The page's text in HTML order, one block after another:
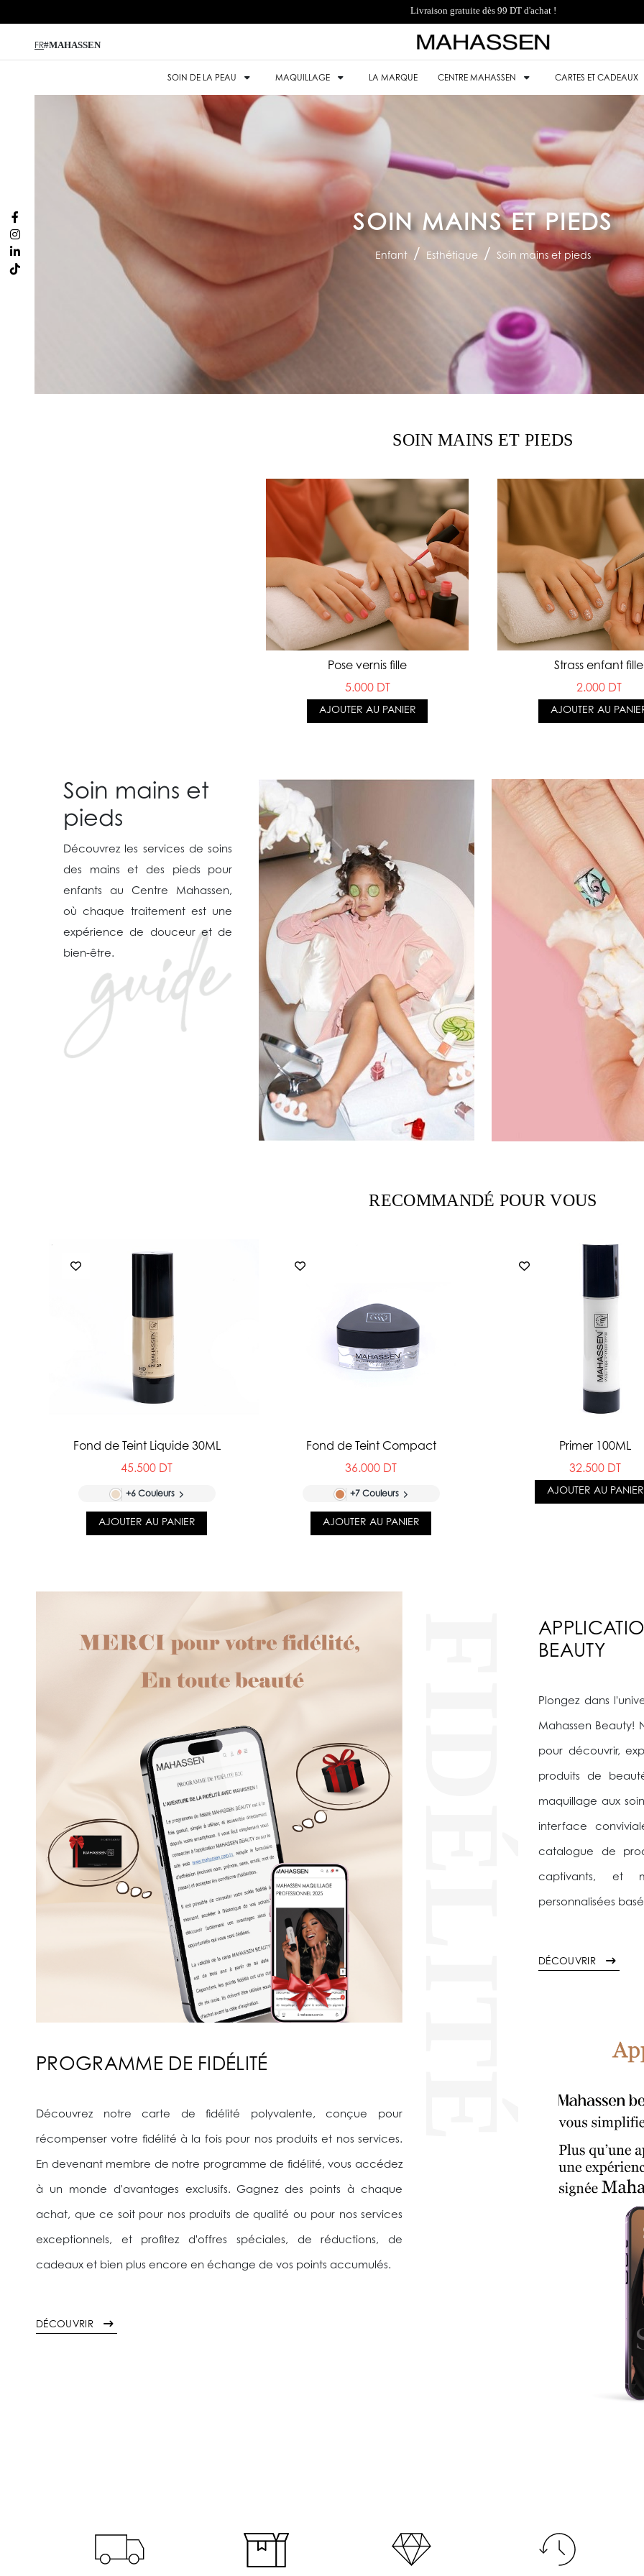
Livraison gratuite dès 99 DT d'achat !
FR#MAHASSEN
SOIN DE LA PEAU MAQUILLAGE LA MARQUE CENTRE MAHASSEN CARTES ET CADEAUX
SOIN MAINS ET PIEDS
Enfant Esthétique Soin mains et pieds
SOIN MAINS ET PIEDS
Pose vernis fille
5.000 DT
AJOUTER AU PANIER
Strass enfant fille
2.000 DT
AJOUTER AU
Soin mains et
pieds
Découvrez les services de soins
des mains et des pieds pour
enfants au Centre Mahassen,
où chaque traitement est une
expérience de douceur et de
bien-être.
RECOMMANDÉ POUR VOUS
Fond de Teint Liquide 30ML
45.500 DT
+6 Couleurs
AJOUTER AU PANIER
Fond de Teint Compact
36.000 DT
+7 Couleurs
AJOUTER AU PANIER
Primer 100ML
32.500 DT
AJOUTER AU PANIER
PROGRAMME DE FIDÉLITÉ
Découvrez notre carte de fidélité polyvalente, conçue pour
récompenser votre fidélité à la fois pour nos produits et nos services.
En devenant membre de notre programme de fidélité, vous accédez
à un monde d'avantages exclusifs. Gagnez des points à chaque
achat, que ce soit pour nos produits de qualité ou pour nos services
exceptionnels, et profitez d'offres spéciales, de réductions, de
cadeaux et bien plus encore en échange de vos points accumulés.
DÉCOUVRIR
BEAUTY
Plongez dans
Mahassen Beauty!
pour découvrir,
produits de
maquillage aux
interface
catalogue de
captivants, et
personnalisées
DÉCOUVRIR